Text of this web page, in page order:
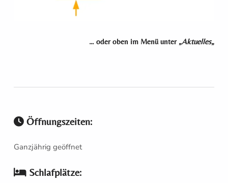
…oder oben im Menü unter „Aktuelles„
Öffnungszeiten:
Ganzjährig geöffnet
Schlafplätze: